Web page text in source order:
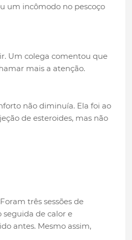
um incômodo no pescoço
Um colega comentou que
mais a atenção.
não diminuía. Ela foi ao
de esteroides, mas não
três sessões de
seguida de calor e
antes. Mesmo assim,